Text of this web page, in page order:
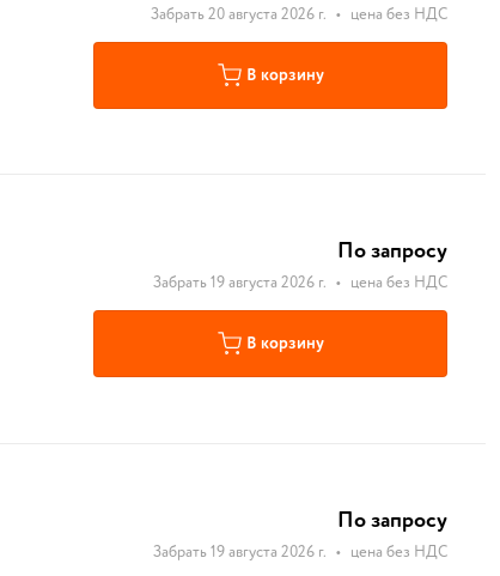
Забрать 20 августа 2026 г. • цена без НДС
В корзину
По запросу
Забрать 19 августа 2026 г. • цена без НДС
В корзину
По запросу
Забрать 19 августа 2026 г. • цена без НДС